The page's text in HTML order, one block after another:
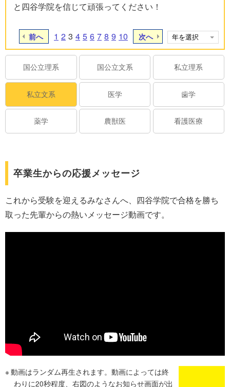
と四谷学院を信じて頑張ってください！
前へ 1 2 3 4 5 6 7 8 9 10 次へ
国公立理系 国公立文系 私立理系
私立文系 医学 歯学
薬学 農獣医 看護医療
卒業生からの応援メッセージ
これから受験を迎えるみなさんへ、四谷学院で合格を勝ち
取った先輩からの熱いメッセージ動画です。
動画はランダム再生されます。動画によっては終
わりに20秒程度、右図のようなお知らせ画面が出